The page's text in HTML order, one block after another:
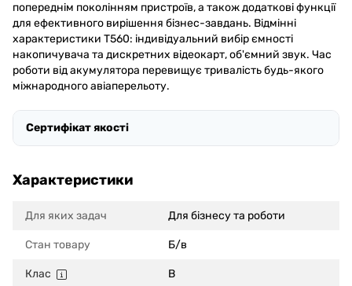
попереднім поколінням пристроїв, а також додаткові функції
для ефективного вирішення бізнес-завдань. Відмінні
характеристики T560: індивідуальний вибір ємності
накопичувача та дискретних відеокарт, об'ємний звук. Час
роботи від акумулятора перевищує тривалість будь-якого
міжнародного авіаперельоту.
Сертифікат якості
Характеристики
Для яких задач Для бізнесу та роботи
Стан товару Б/в
Клас B